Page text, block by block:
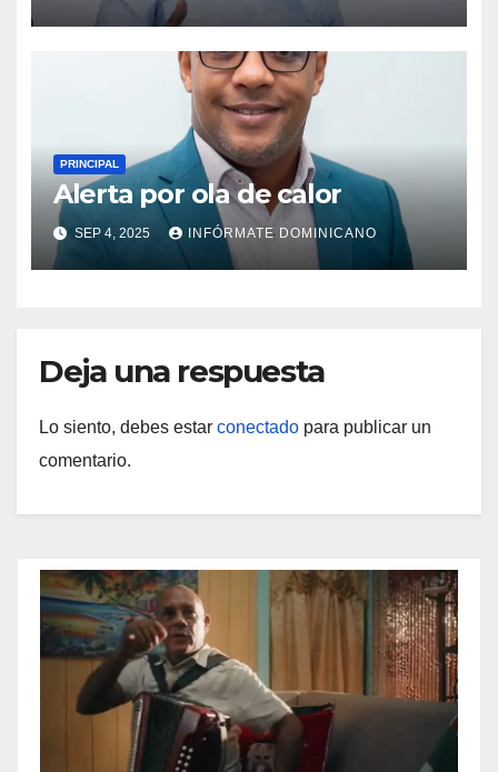
propiedad a familias de la
región Sur
PRINCIPAL
Alerta por ola de calor
SEP 4, 2025 INFÓRMATE DOMINICANO
Deja una respuesta
Lo siento, debes estar conectado para publicar un
comentario.